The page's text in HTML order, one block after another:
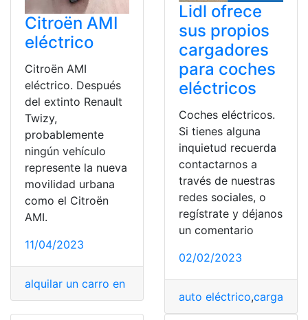
Citroën AMI
eléctrico
Citroën AMI
eléctrico. Después
del extinto Renault
Twizy,
probablemente
ningún vehículo
represente la nueva
movilidad urbana
como el Citroën
AMI.
11/04/2023
alquilar un carro en Perú carro,Carros,Permiso de
Lidl ofrece
sus propios
cargadores
para coches
eléctricos
Coches eléctricos.
Si tienes alguna
inquietud recuerda
contactarnos a
través de nuestras
redes sociales, o
regístrate y déjanos
un comentario
02/02/2023
auto eléctrico,